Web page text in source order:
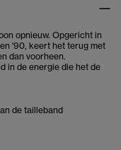
opnieuw. Opgericht in
'90, keert het terug met
dan voorheen.
in de energie die het de
de tailleband